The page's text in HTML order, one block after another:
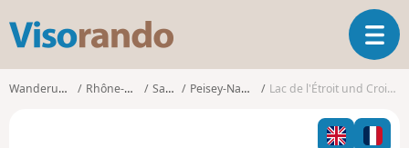
s
T
o
l
Wanderungen Rhône-Alpes Savoie Peisey-Nancroix Lac de l'Étroit und Croix Bozon